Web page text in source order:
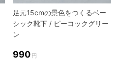
足元15cmの景色をつくるベー
シック靴下 / ピーコックグリー
ン
990 円